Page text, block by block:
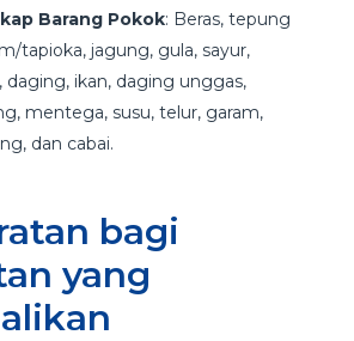
Barang Pokok: Beras, tepung
tapioka, jagung, gula, sayur,
daging, ikan, daging unggas,
mentega, susu, telur, garam,
dan cabai.
bagi
yang